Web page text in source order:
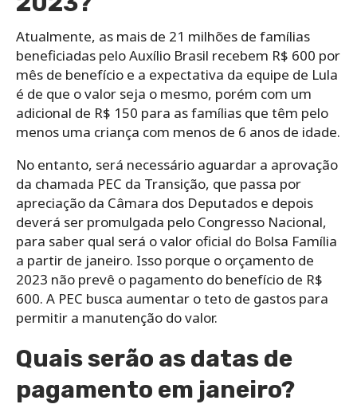
Atualmente, as mais de 21 milhões de famílias
beneficiadas pelo Auxílio Brasil recebem R$ 600 por
mês de benefício e a expectativa da equipe de Lula
é de que o valor seja o mesmo, porém com um
adicional de R$ 150 para as famílias que têm pelo
menos uma criança com menos de 6 anos de idade.
No entanto, será necessário aguardar a aprovação
da chamada PEC da Transição, que passa por
apreciação da Câmara dos Deputados e depois
deverá ser promulgada pelo Congresso Nacional,
para saber qual será o valor oficial do Bolsa Família
a partir de janeiro. Isso porque o orçamento de
2023 não prevê o pagamento do benefício de R$
600. A PEC busca aumentar o teto de gastos para
permitir a manutenção do valor.
Quais serão as datas de
pagamento em janeiro?